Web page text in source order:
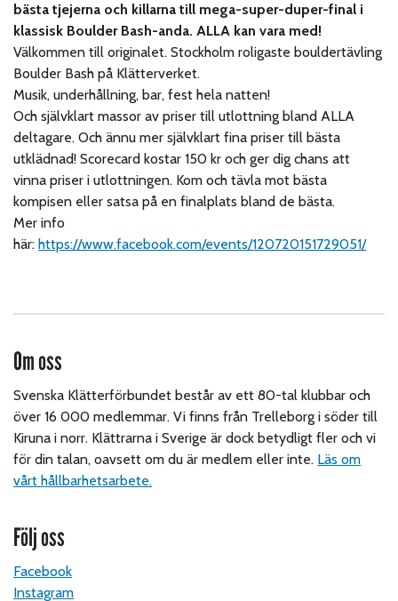
bästa tjejerna och killarna till mega-super-duper-final i
klassisk Boulder Bash-anda. ALLA kan vara med!
Välkommen till originalet. Stockholm roligaste bouldertävling
Boulder Bash på Klätterverket.
Musik, underhållning, bar, fest hela natten!
Och självklart massor av priser till utlottning bland ALLA
deltagare. Och ännu mer självklart fina priser till bästa
utklädnad! Scorecard kostar 150 kr och ger dig chans att
vinna priser i utlottningen. Kom och tävla mot bästa
kompisen eller satsa på en finalplats bland de bästa.
Mer info
här: https://www.facebook.com/events/120720151729051/
Om oss
Svenska Klätterförbundet består av ett 80-tal klubbar och
över 16 000 medlemmar. Vi finns från Trelleborg i söder till
Kiruna i norr. Klättrarna i Sverige är dock betydligt fler och vi
för din talan, oavsett om du är medlem eller inte. Läs om
vårt hållbarhetsarbete.
Följ oss
Facebook
Instagram